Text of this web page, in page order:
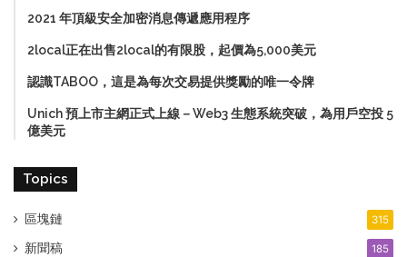
2021 年頂級安全加密消息傳遞應用程序
2local正在出售2local的有限股，起價為5,000美元
認識TABOO，這是為每次交易提供獎勵的唯一令牌
Unich 預上市主網正式上線－Web3 生態系統突破，為用戶空投 5
億美元
Topics
區塊鏈 315
新聞稿 185